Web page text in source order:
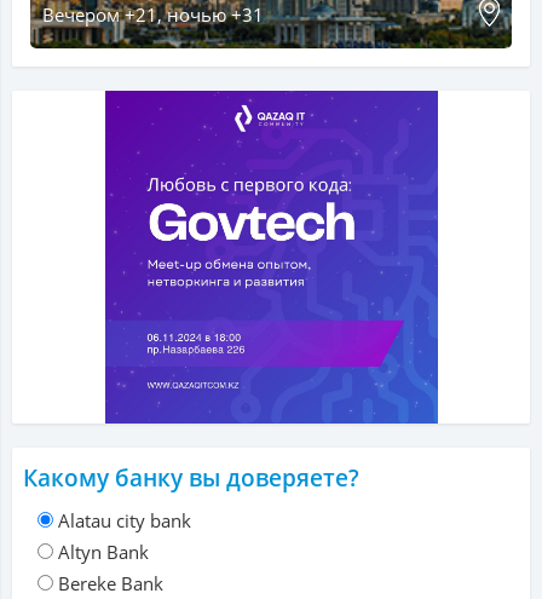
Вечером +21, ночью +31
Какому банку вы доверяете?
Alatau city bank
Altyn Bank
Bereke Bank